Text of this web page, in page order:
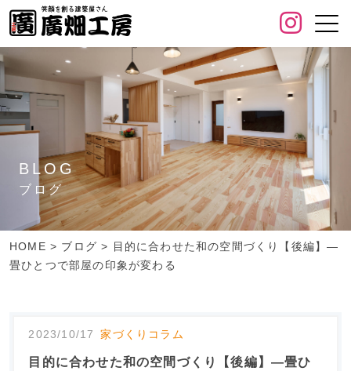
BLOG
ブログ
HOME > ブログ > 目的に合わせた和の空間づくり【後編】―
畳ひとつで部屋の印象が変わる
目的に合わせた和の空間づくり【後編】―畳ひ
2023/10/17 家づくりコラム